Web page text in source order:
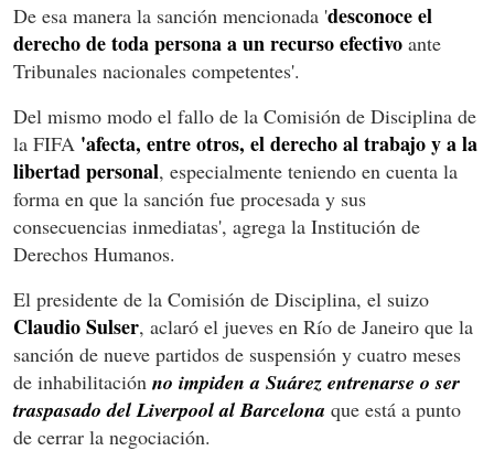
De esa manera la sanción mencionada 'desconoce el
derecho de toda persona a un recurso efectivo ante
Tribunales nacionales competentes'.
Del mismo modo el fallo de la Comisión de Disciplina de
la FIFA 'afecta, entre otros, el derecho al trabajo y a la
libertad personal, especialmente teniendo en cuenta la
forma en que la sanción fue procesada y sus
consecuencias inmediatas', agrega la Institución de
Derechos Humanos.
El presidente de la Comisión de Disciplina, el suizo
Claudio Sulser, aclaró el jueves en Río de Janeiro que la
sanción de nueve partidos de suspensión y cuatro meses
de inhabilitación no impiden a Suárez entrenarse o ser
traspasado del Liverpool al Barcelona que está a punto
de cerrar la negociación.